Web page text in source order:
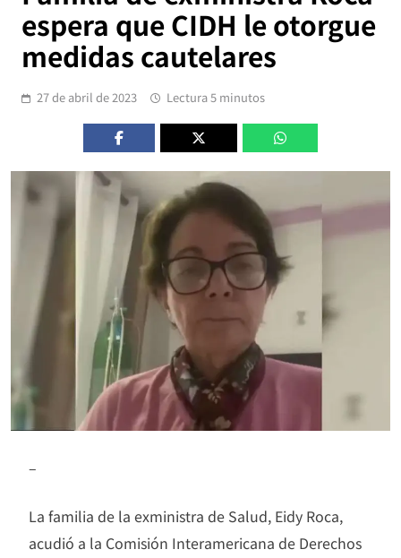
espera que CIDH le otorgue
medidas cautelares
27 de abril de 2023 Lectura 5 minutos
–
La familia de la exministra de Salud, Eidy Roca,
acudió a la Comisión Interamericana de Derechos